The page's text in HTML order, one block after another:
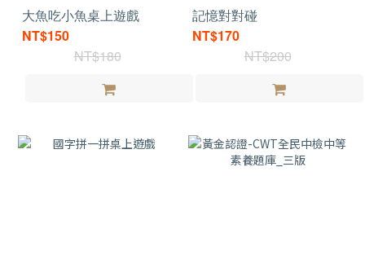
大魚吃小魚桌上遊戲
NT$150
NT$180
記憶對對碰
NT$170
NT$200